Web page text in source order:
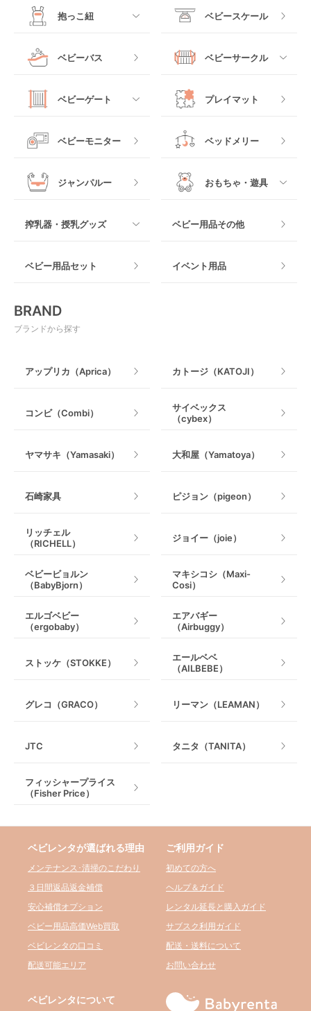
ベッドインベッド
クーファン
マットレス・布団
ベビーベッドその他
ベビーカーその他
ジュニアシート
チャイルドシートその
他
すべて
ロッキングタイプ
すべて
テーブルチェア
抱っこ紐
すべて
抱っこ紐その他
ベビースケール
ベビーバス ベビーサークル
すべて
木製
マット製
ベビーゲート
すべて
プレイマット
ベビーモニター ベッドメリー
ジャンパルー おもちゃ・遊具
室内遊具
搾乳器・授乳グッズ
授乳グッズ・ママ用品
ベビー用品その他
ベビー用品セット イベント用品
BRAND
ブランドから探す
アップリカ（Aprica） カトージ（KATOJI）
コンビ（Combi）
サイベックス
（cybex）
ヤマサキ（Yamasaki） 大和屋（Yamatoya）
石崎家具 ピジョン（pigeon）
リッチェル
（RICHELL）
ジョイー（joie）
ベビービョルン
（BabyBjorn）
マキシコシ（Maxi-
Cosi）
エルゴベビー
（ergobaby）
エアバギー
（Airbuggy）
ストッケ（STOKKE）
エールベベ
（AILBEBE）
グレコ（GRACO） リーマン（LEAMAN）
JTC タニタ（TANITA）
フィッシャープライス
（Fisher Price）
ベビレンタが選ばれる理由
メンテナンス･清掃のこだわり
３日間返品返金補償
安心補償オプション
ベビー用品高価Web買取
ベビレンタの口コミ
配送可能エリア
ご利用ガイド
初めての方へ
ヘルプ＆ガイド
レンタル延長と購入ガイド
サブスク利用ガイド
配送・送料について
お問い合わせ
ベビレンタについて